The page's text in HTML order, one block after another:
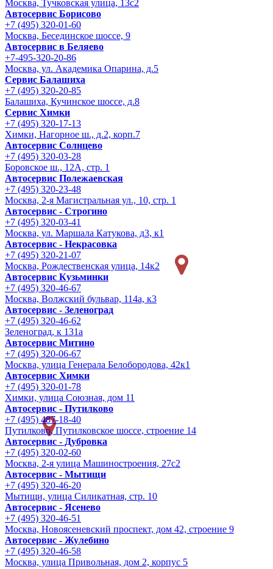
Москва, Тучковская улица, 13с2
Автосервис Борисово
+7 (495) 320-01-60
Москва, Бесединское шоссе, 9
Автосервис в Беляево
+7-495-320-20-86
Москва, ул. Академика Опарина, д.5
Сервис Балашиха
+7 (495) 320-20-85
Балашиха, Кучинское шоссе, д.8
Сервис Химки
+7 (495) 320-17-13
Химки, Нагорное ш., д.2, корп.7
Автосервис Солнцево
+7 (495) 320-03-28
Боровское ш., 12А, стр. 1
Автосервис Полежаевская
+7 (495) 320-23-48
Москва, 2-я Магистральная ул., 10, стр. 1
Автосервис - Строгино
+7 (495) 320-03-41
Москва, ул. Маршала Катукова, д3, к1
Автосервис - Некрасовка
+7 (495) 320-21-07
Москва, Рождественская улица, 14к2
Автосервис Кузьминки
+7 (495) 320-46-67
Москва, Волжский бульвар, 114а, к3
Автосервис - Зеленоград
+7 (495) 320-46-62
Зеленоград, к 131а
Автосервис Митино
+7 (495) 320-06-67
Москва, улица Генерала Белобородова, 42к1
Автосервис Химки
+7 (495) 320-01-78
Химки, улица Союзная, дом 11
Автосервис - Путилково
+7 (495) 487-18-40
Путилково, Путилковское шоссе, строение 14
Автосервис - Дубровка
+7 (495) 320-02-60
Москва, 2-я улица Машиностроения, 27с2
Автосервис - Мытищи
+7 (495) 320-46-20
Мытищи, улица Силикатная, стр. 10
Автосервис - Ясенево
+7 (495) 320-46-51
Москва, Новоясеневский проспект, дом 42, строение 9
Автосервис - Жулебино
+7 (495) 320-46-58
Москва, улица Привольная, дом 2, корпус 5